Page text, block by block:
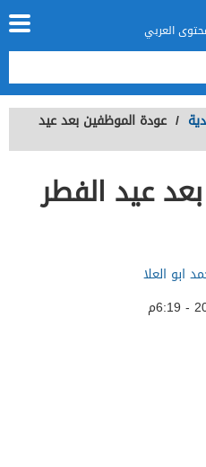
العربي
/ عودة الموظفين بعد عيد
عيد الفطر
ابو العلا